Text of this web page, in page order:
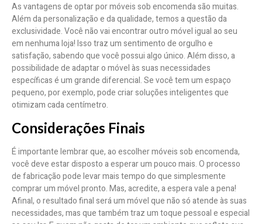
As vantagens de optar por móveis sob encomenda são muitas.
Além da personalização e da qualidade, temos a questão da
exclusividade. Você não vai encontrar outro móvel igual ao seu
em nenhuma loja! Isso traz um sentimento de orgulho e
satisfação, sabendo que você possui algo único. Além disso, a
possibilidade de adaptar o móvel às suas necessidades
específicas é um grande diferencial. Se você tem um espaço
pequeno, por exemplo, pode criar soluções inteligentes que
otimizam cada centímetro.
Considerações Finais
É importante lembrar que, ao escolher móveis sob encomenda,
você deve estar disposto a esperar um pouco mais. O processo
de fabricação pode levar mais tempo do que simplesmente
comprar um móvel pronto. Mas, acredite, a espera vale a pena!
Afinal, o resultado final será um móvel que não só atende às suas
necessidades, mas que também traz um toque pessoal e especial